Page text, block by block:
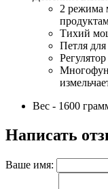
2 режима
Тихий
Петля
Вес - 1600
Написать
Ваше имя: